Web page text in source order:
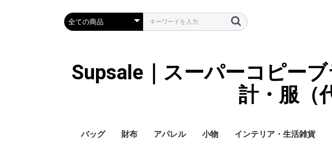
Supsale｜スーパーコピー
計・服（
バッグ 財布 アパレル 小物 インテリア・生活雑貨